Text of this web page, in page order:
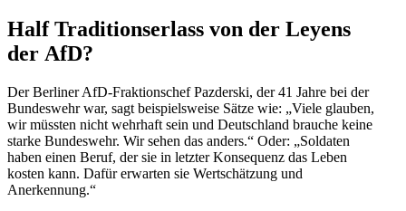
Half Tradi­ti­ons­erlass von der Leyens
der AfD?
Der Berliner AfD-Frakti­onschef Pazderski, der 41 Jahre bei der
Bundeswehr war, sagt beispiels­weise Sätze wie: „Viele glauben,
wir müssten nicht wehrhaft sein und Deutschland brauche keine
starke Bundeswehr. Wir sehen das anders.“ Oder: „Soldaten
haben einen Beruf, der sie in letzter Konse­quenz das Leben
kosten kann. Dafür erwarten sie Wertschätzung und
Anerkennung.“